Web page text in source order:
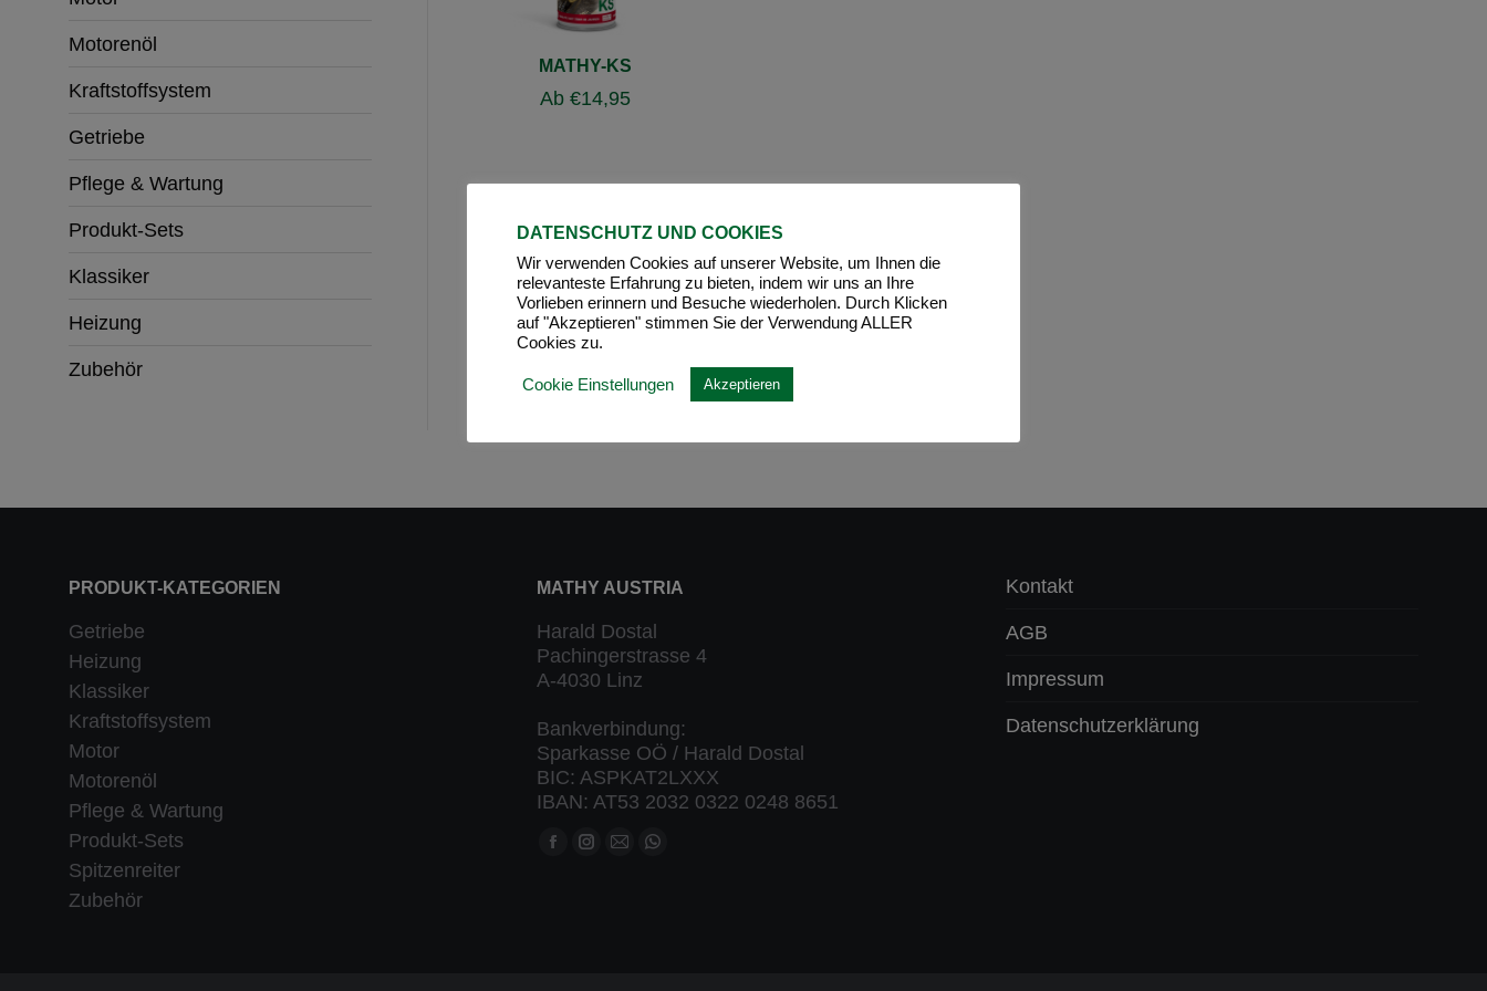
MATHY-KS
Ab €14,95
Motorenöl
Kraftstoffsystem
Getriebe
Pflege & Wartung
Produkt-Sets
Klassiker
Heizung
Zubehör
PRODUKT-KATEGORIEN
Getriebe
Heizung
Klassiker
Kraftstoffsystem
Motor
Motorenöl
Pflege & Wartung
Produkt-Sets
Spitzenreiter
Zubehör
MATHY AUSTRIA
Harald Dostal
Pachingerstrasse 4
A-4030 Linz
Bankverbindung:
Sparkasse OÖ / Harald Dostal
BIC: ASPKAT2LXXX
IBAN: AT53 2032 0322 0248 8651
Finden Sie uns auf:
Facebook
Instagram
MailWhatsapp
Kontakt
AGB
Impressum
Datenschutzerklärung
DATENSCHUTZ UND COOKIES
Wir verwenden Cookies auf unserer Website, um Ihnen die
relevanteste Erfahrung zu bieten, indem wir uns an Ihre
Vorlieben erinnern und Besuche wiederholen. Durch Klicken
auf "Akzeptieren" stimmen Sie der Verwendung ALLER
Cookies zu.
Cookie Einstellungen Akzeptieren